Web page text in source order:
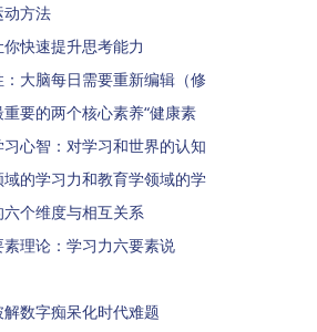
动方法
快速提升思考能力
：大脑每日需要重新编辑（修
要的两个核心素养“健康素
心智：对学习和世界的认知
的学习力和教育学领域的学
个维度与相互关系
理论：学习力六要素说
数字痴呆化时代难题